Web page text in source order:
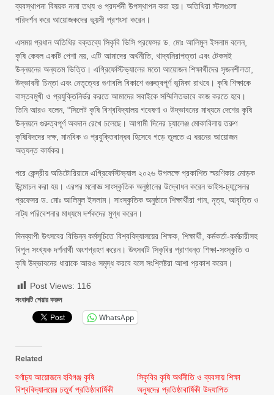
ব্যবস্থাপনা বিষয়ক নানা তথ্য ও প্রদর্শনী উপস্থাপন করা হয়। অতিথিরা স্টলগুলো
পরিদর্শন করে আয়োজকদের ভূয়সী প্রশংসা করেন।
এসময় প্রধান অতিথির বক্তব্যে সিকৃবি ভিসি প্রফেসর ড. মোঃ আলিমুল ইসলাম বলেন,
কৃষি কেবল একটি পেশা নয়, এটি আমাদের অর্থনীতি, খাদ্যনিরাপত্তা এবং টেকসই
উন্নয়নের অন্যতম ভিত্তি। এগ্রিফেস্টিভ্যালের মতো আয়োজন শিক্ষার্থীদের সৃজনশীলতা,
উদ্ভাবনী চিন্তা এবং নেতৃত্বের গুণাবলি বিকাশে গুরুত্বপূর্ণ ভূমিকা রাখবে। কৃষি শিক্ষাকে
বাস্তবমুখী ও প্রযুক্তিনির্ভর করতে আমাদের সবাইকে সম্মিলিতভাবে কাজ করতে হবে।
তিনি আরও বলেন, “সিলেট কৃষি বিশ্ববিদ্যালয় গবেষণা ও উদ্ভাবনের মাধ্যমে দেশের কৃষি
উন্নয়নে গুরুত্বপূর্ণ অবদান রেখে চলেছে। আগামী দিনের চ্যালেঞ্জ মোকাবিলায় তরুণ
কৃষিবিদদের দক্ষ, মানবিক ও প্রযুক্তিবান্ধব হিসেবে গড়ে তুলতে এ ধরনের আয়োজন
অত্যন্ত কার্যকর।
পরে কেন্দ্রীয় অডিটোরিয়ামে এগ্রিফেস্টিভ্যাল ২০২৬ উপলক্ষে প্রকাশিত স্মরণিকার মোড়ক
উন্মোচন করা হয়। এরপর মনোজ্ঞ সাংস্কৃতিক অনুষ্ঠানের উদ্বোধন করেন ভাইস-চ্যান্সেলর
প্রফেসর ড. মোঃ আলিমুল ইসলাম। সাংস্কৃতিক অনুষ্ঠানে শিক্ষার্থীরা গান, নৃত্য, আবৃত্তি ও
নাট্য পরিবেশনার মাধ্যমে দর্শকদের মুগ্ধ করেন।
দিনব্যাপী উৎসবের বিভিন্ন কর্মসূচিতে বিশ্ববিদ্যালয়ের শিক্ষক, শিক্ষার্থী, কর্মকর্তা-কর্মচারীসহ
বিপুল সংখ্যক দর্শনার্থী অংশগ্রহণ করেন। উৎসবটি সিকৃবির প্রাণবন্ত শিক্ষা-সংস্কৃতি ও
কৃষি উদ্ভাবনের ধারাকে আরও সমৃদ্ধ করবে বলে সংশ্লিষ্টরা আশা প্রকাশ করেন।
Post Views: 116
সংবাদটি শেয়ার করুন
WhatsApp
Related
বর্ণাঢ্য আয়োজনে হবিগঞ্জ কৃষি
বিশ্ববিদ্যালয়ের চতুর্থ প্রতিষ্ঠাবার্ষিকী
সিকৃবির কৃষি অর্থনীতি ও ব্যবসায় শিক্ষা
অনুষদের প্রতিষ্ঠাবার্ষিকী উদযাপিত